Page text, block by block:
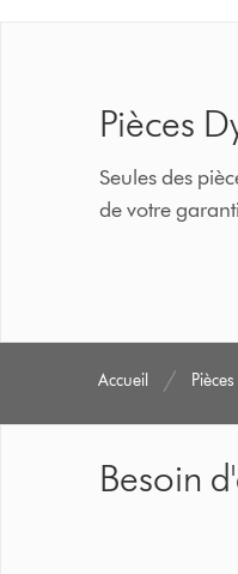
Pièces
Seules des
de votre
Accueil
Besoin